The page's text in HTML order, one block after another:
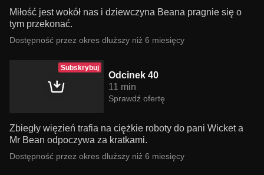
Miłość jest wokół nas i dziewczyna Beana pragnie się o
tym przekonać.
Dostępność przez okres dłuższy niż 6 miesięcy
Subskrybuj
Odcinek 40
11 min
Sprawdź ofertę
Zbiegły więzień trafia na ciężkie roboty do pani Wicket a
Mr Bean odpoczywa za kratkami.
Dostępność przez okres dłuższy niż 6 miesięcy